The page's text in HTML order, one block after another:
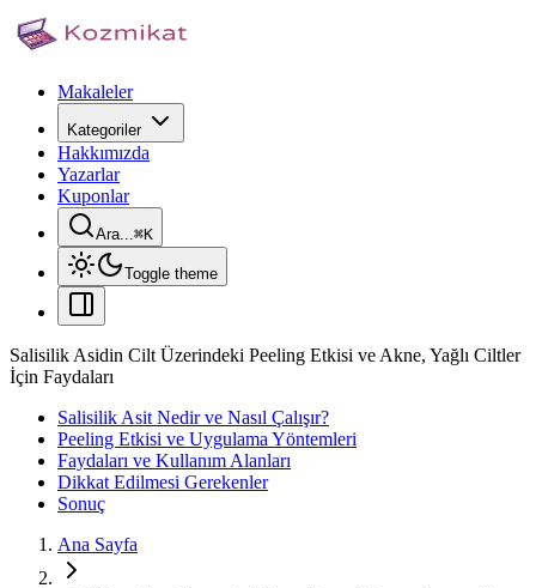
Makaleler
Kategoriler
Hakkımızda
Yazarlar
Kuponlar
Ara...⌘K
Toggle theme
Salisilik Asidin Cilt Üzerindeki Peeling Etkisi ve Akne, Yağlı Ciltler
İçin Faydaları
Salisilik Asit Nedir ve Nasıl Çalışır?
Peeling Etkisi ve Uygulama Yöntemleri
Faydaları ve Kullanım Alanları
Dikkat Edilmesi Gerekenler
Sonuç
Ana Sayfa